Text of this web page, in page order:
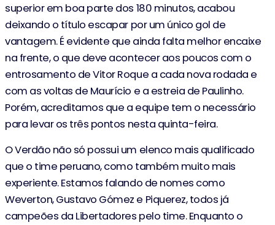
superior em boa parte dos 180 minutos, acabou
deixando o título escapar por um único gol de
vantagem. É evidente que ainda falta melhor encaixe
na frente, o que deve acontecer aos poucos com o
entrosamento de Vitor Roque a cada nova rodada e
com as voltas de Maurício e a estreia de Paulinho.
Porém, acreditamos que a equipe tem o necessário
para levar os três pontos nesta quinta-feira.
O Verdão não só possui um elenco mais qualificado
que o time peruano, como também muito mais
experiente. Estamos falando de nomes como
Weverton, Gustavo Gómez e Piquerez, todos já
campeões da Libertadores pelo time. Enquanto o